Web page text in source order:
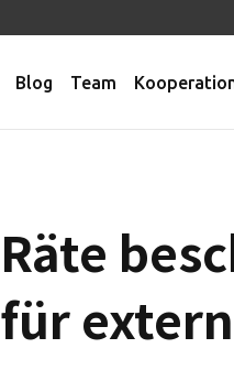
Blog Team
Räte
für